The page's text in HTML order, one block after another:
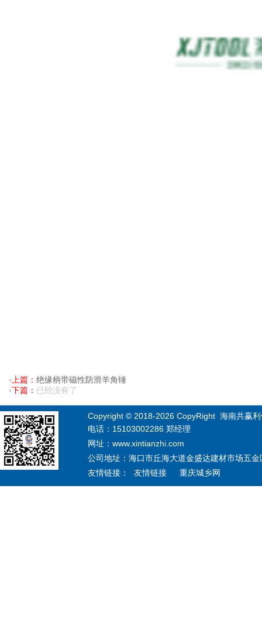
·上篇： 绝缘柄带磁性防滑羊角锤
·下篇： 已经没有了
Copyright © 2018-2026 CopyRight 海南共赢
电话：15103002286 郑经理
网址：www.xintianzhi.com
公司地址：海口市丘海大道金盛达建材市场五
友情链接：
友情链接 重庆城乡网